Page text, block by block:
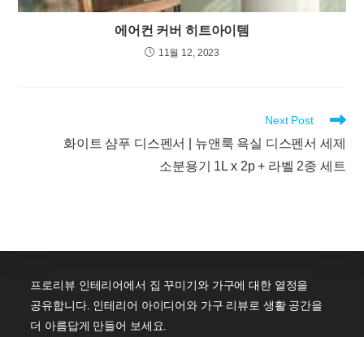
에어컨 커버 히트아이템
11월 12, 2023
Next Post
화이트 샴푸 디스펜서 | 뉴앤룩 욕실 디스펜서 세제
소분용기 1L x 2p + 라벨 2종 세트
프로리뷰 인테리어에서 집 꾸미기와 가구에 대한 열정을
공유합니다. 인테리어 아이디어와 가구 리뷰로 생활 공간을
더 아름답게 만들어 보세요.